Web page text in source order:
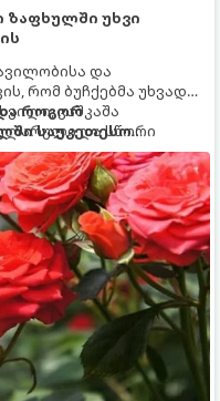
ზაფხულში უხვი
და
რომ ბუჩქებმა უხვად,
კაშკაშა
და სწორი
პერიოდში მცენარის
მნიშვნელოვანია
ამ დროს.
როგორ
საუკეთესო